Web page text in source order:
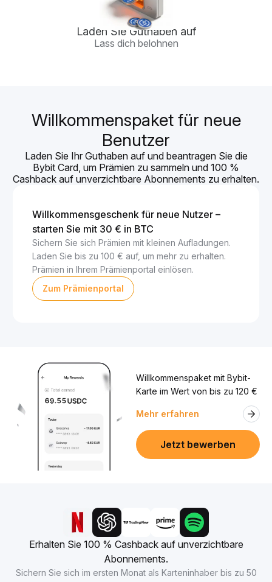
Laden Sie Guthaben auf
Lass dich belohnen
Willkommenspaket für neue
Benutzer
Laden Sie Ihr Guthaben auf und beantragen Sie die
Bybit Card, um Prämien zu sammeln und 100 %
Cashback auf unverzichtbare Abonnements zu erhalten.
Willkommensgeschenk für neue Nutzer –
starten Sie mit 30 € in BTC
Sichern Sie sich Prämien mit kleinen Aufladungen.
Laden Sie bis zu 100 € auf, um mehr zu erhalten.
Prämien in Ihrem Prämienportal einlösen.
Zum Prämienportal
Willkommenspaket mit Bybit-
Karte im Wert von bis zu 120 €
Mehr erfahren
Jetzt bewerben
Erhalten Sie 100 % Cashback auf unverzichtbare
Abonnements.
Sichern Sie sich im ersten Monat als Karteninhaber bis zu 50